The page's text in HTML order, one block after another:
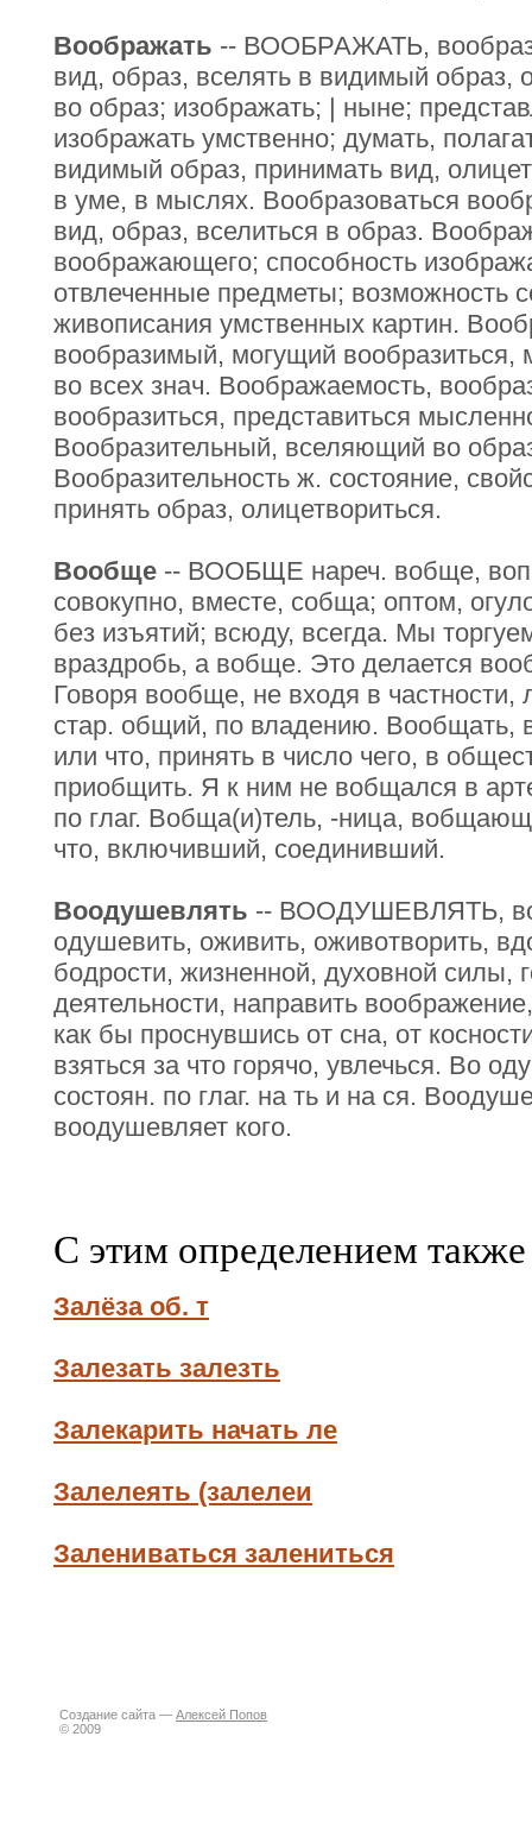
Воображать -- ВООБРАЖАТЬ,
вид, образ, вселять в видимый образ,
во образ; изображать; | ныне;
изображать умственно; думать,
видимый образ, принимать вид,
в уме, в мыслях. Вообразоваться
вид, образ, вселиться в образ.
воображающего; способность
отвлеченные предметы; возможность
живописания умственных картин.
вообразимый, могущий
во всех знач. Воображаемость,
вообразиться, представиться
Вообразительный, вселяющий во
Вообразительность ж. состояние,
принять образ, олицетвориться.
Вообще -- ВООБЩЕ нареч. вобще,
совокупно, вместе, собща; оптом,
без изъятий; всюду, всегда. Мы
враздробь, а вобще. Это делается
Говоря вообще, не входя в
стар. общий, по владению. Вообщать,
или что, принять в число чего, в
приобщить. Я к ним не вобщался в
по глаг. Вобща(и)тель, -ница,
что, включивший, соединивший.
Воодушевлять -- ВООДУШЕВЛЯТЬ,
одушевить, оживить, оживотворить,
бодрости, жизненной, духовной силы,
деятельности, направить
как бы проснувшись от сна, от
взяться за что горячо, увлечься. Во
состоян. по глаг. на ть и на ся.
воодушевляет кого.
С этим определением
Залёза об. т
Залезать залезть
Залекарить начать ле
Залелеять (залелеи
Залениваться залениться
Создание сайта — Алексей Попов
© 2009